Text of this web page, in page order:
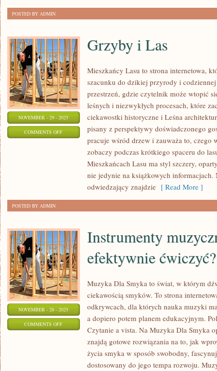
POSTED BY ADMIN
NOVEMBER - 29 - 2025
COMMENTS OFFON
Grzyby i Las
Mieszkańcy Lasu to strona internetowa,
szacunku do dzikiej przyrody i
przestrzeń, gdzie czytelnik może wtopić
leśnych i niezwykłych procesach, które
ciekawostki historyczne i Leśna
pisany z perspektywy doświadczonego
pracuje wśród drzew i zauważa to, czego
zobaczy podczas krótkiego spaceru do
Mieszkańcach Lasu ma styl szczery,
nie jedynie na książkowych informacjach.
odwiedzający znajdzie [ Read More ]
POSTED BY ADMIN
NOVEMBER - 28 - 2025
COMMENTS OFFON
INSTRUMENTY
Instrumenty
efektywnie ćwiczyć?
Muzyka Dla Smyka to świat, w którym
ciekawością smyków. To strona
odkrywcach, dla których nauka muzyki
a dopiero potem planem edukacyjnym.
Czytanie a vista. Na Muzyka Dla Smyka
znajdą gotowe rozwiązania na to, jak
życia smyka w sposób swobodny,
dostosowany do jego tempa rozwoju.